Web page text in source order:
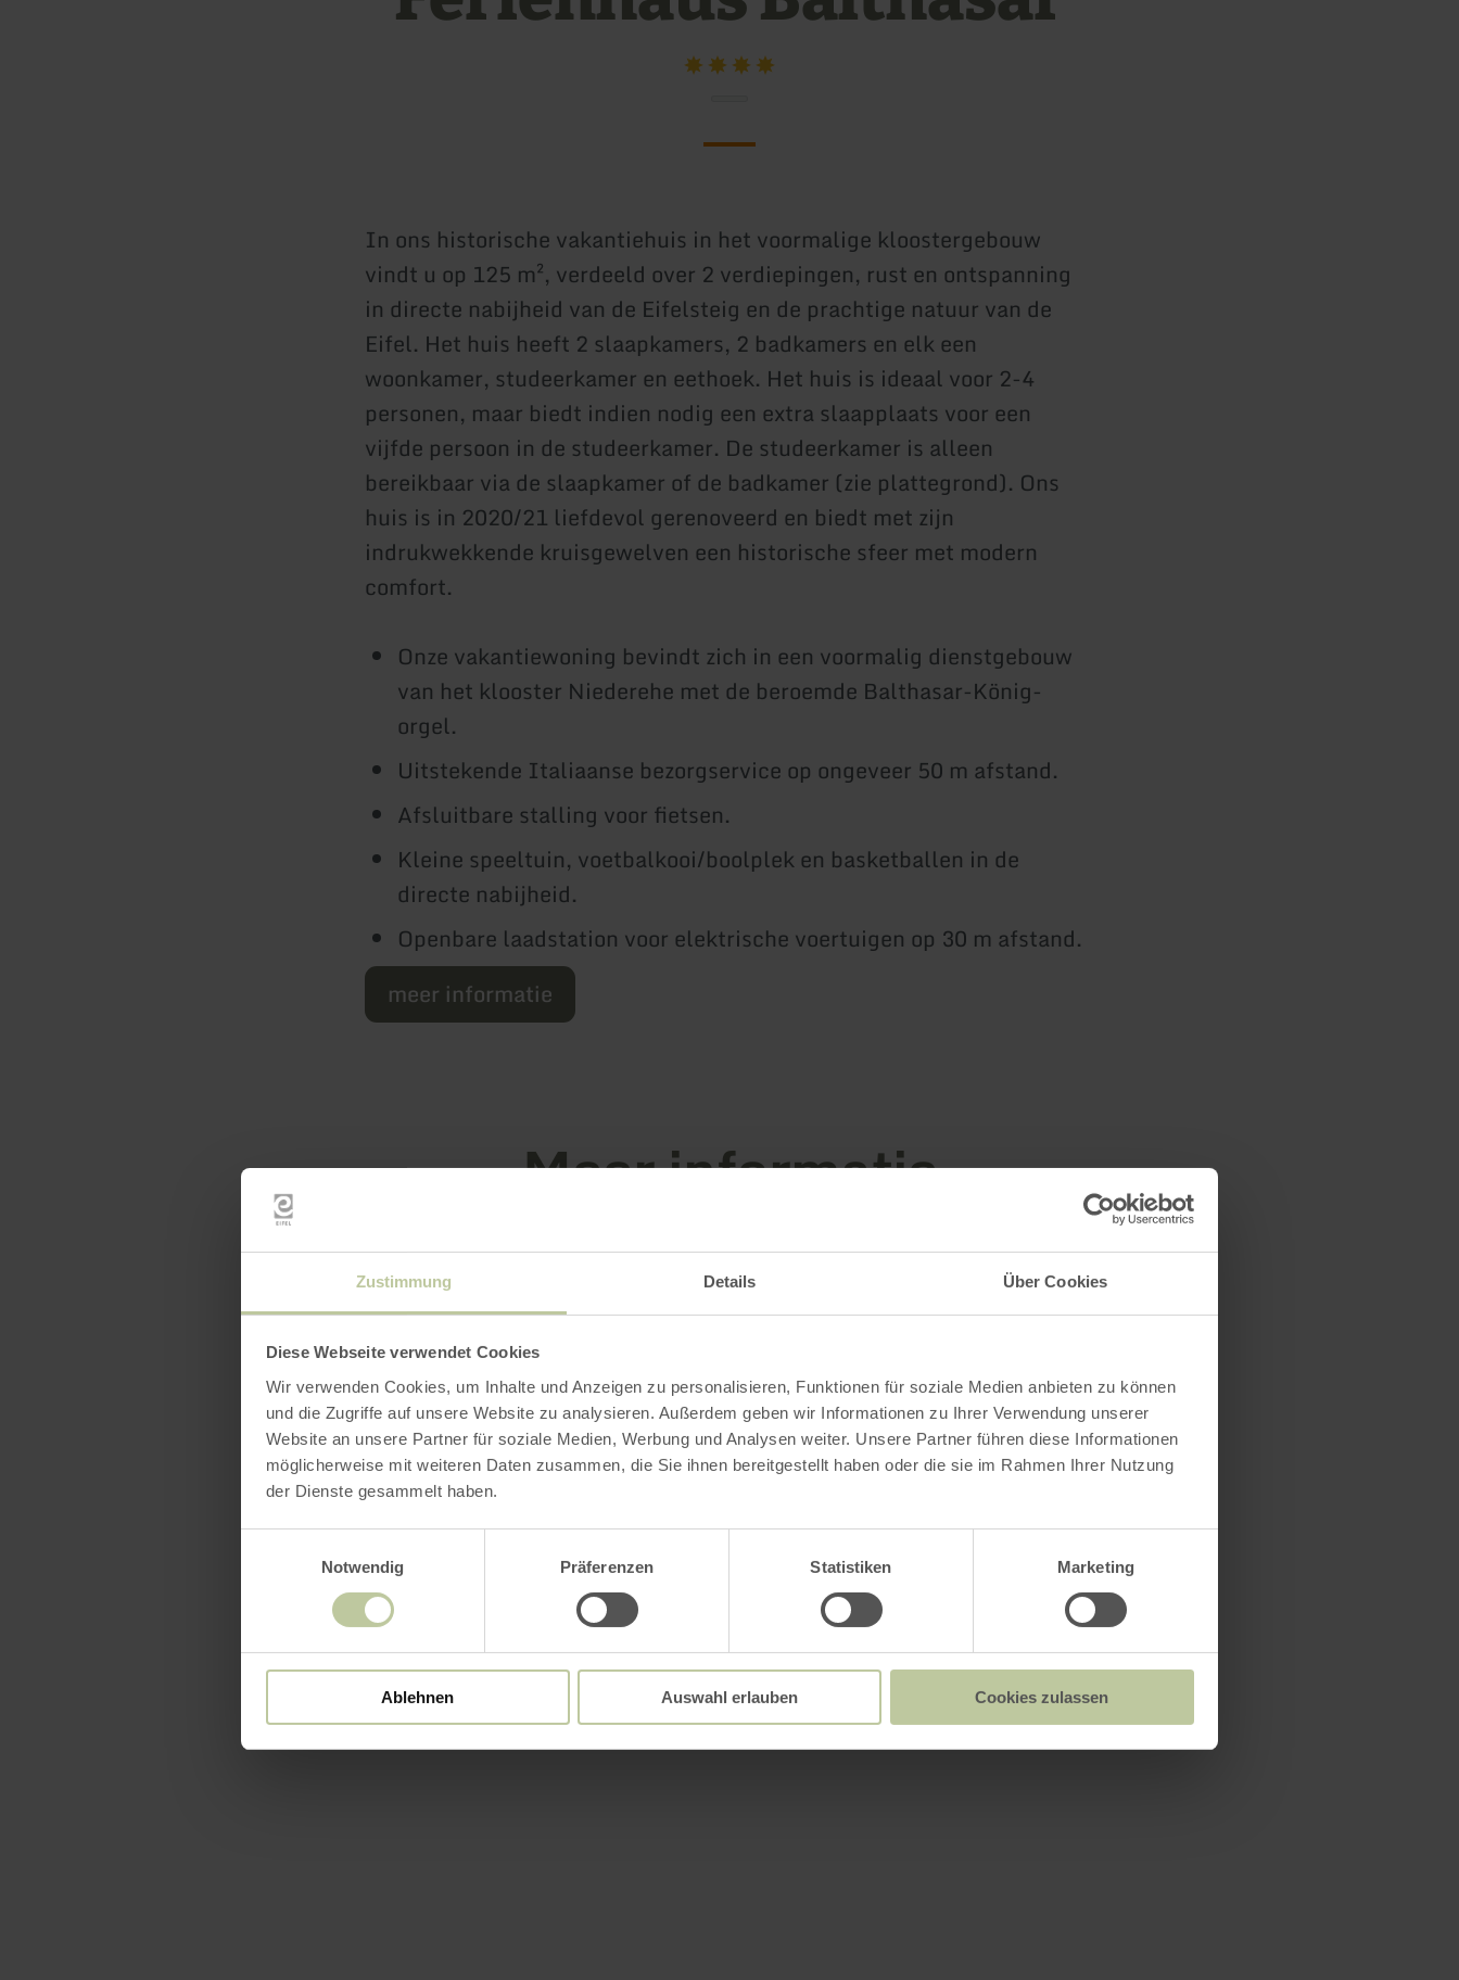
Zustimmung Details Über Cookies
Diese Webseite verwendet Cookies
Wir verwenden Cookies, um Inhalte und Anzeigen zu personalisieren, Funktionen für soziale Medien anbieten zu können
und die Zugriffe auf unsere Website zu analysieren. Außerdem geben wir Informationen zu Ihrer Verwendung unserer
Website an unsere Partner für soziale Medien, Werbung und Analysen weiter. Unsere Partner führen diese Informationen
möglicherweise mit weiteren Daten zusammen, die Sie ihnen bereitgestellt haben oder die sie im Rahmen Ihrer Nutzung
der Dienste gesammelt haben.
Notwendig
Präferenzen Statistiken Marketing
Ablehnen Auswahl erlauben Cookies zulassen
In ons historische vakantiehuis in het voormalige kloostergebouw
vindt u op 125 m², verdeeld over 2 verdiepingen, rust en ontspanning
in directe nabijheid van de Eifelsteig en de prachtige natuur van de
Eifel. Het huis heeft 2 slaapkamers, 2 badkamers en elk een
woonkamer, studeerkamer en eethoek. Het huis is ideaal voor 2-4
personen, maar biedt indien nodig een extra slaapplaats voor een
vijfde persoon in de studeerkamer. De studeerkamer is alleen
bereikbaar via de slaapkamer of de badkamer (zie plattegrond). Ons
huis is in 2020/21 liefdevol gerenoveerd en biedt met zijn
indrukwekkende kruisgewelven een historische sfeer met modern
comfort.
Onze vakantiewoning bevindt zich in een voormalig dienstgebouw
van het klooster Niederehe met de beroemde Balthasar-König-
orgel.
Uitstekende Italiaanse bezorgservice op ongeveer 50 m afstand.
Afsluitbare stalling voor fietsen.
Kleine speeltuin, voetbalkooi/boolplek en basketballen in de
directe nabijheid.
Openbare laadstation voor elektrische voertuigen op 30 m afstand.
meer informatie
Meer informatie
Uitrustingskenmerken